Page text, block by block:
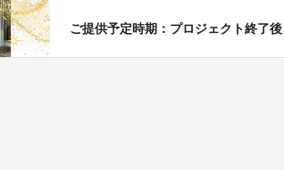
ご提供予定時期：プロジェクト終了